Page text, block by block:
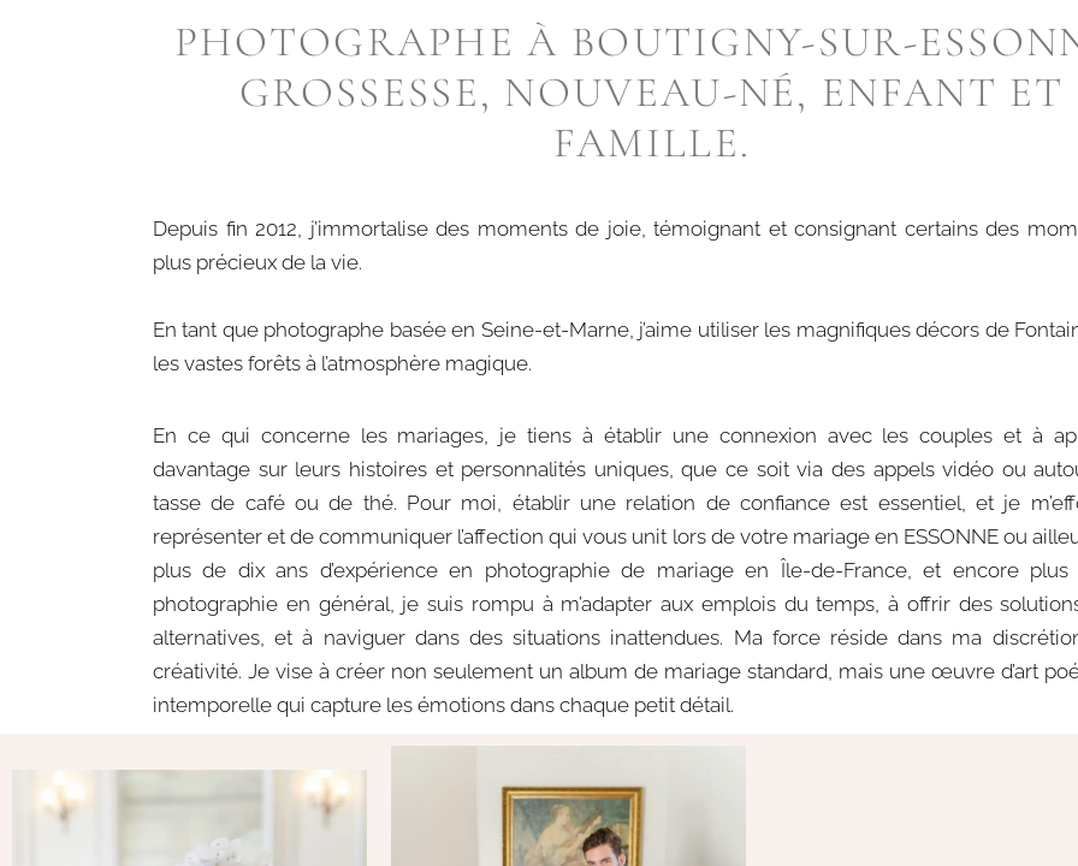
PHOTOGRAPHE À BOUTIGNY-SUR-
GROSSESSE, NOUVEAU-NÉ, ENFANT ET
FAMILLE.
Depuis fin 2012, j’immortalise des moments de joie, témoignant et consignant certains des
plus précieux de la vie.
En tant que photographe basée en Seine-et-Marne, j’aime utiliser les magnifiques décors de
les vastes forêts à l’atmosphère magique.
En ce qui concerne les mariages, je tiens à établir une connexion avec les couples et à
davantage sur leurs histoires et personnalités uniques, que ce soit via des appels vidéo ou
tasse de café ou de thé. Pour moi, établir une relation de confiance est essentiel, et je
représenter et de communiquer l’affection qui vous unit lors de votre mariage en ESSONNE ou
plus de dix ans d’expérience en photographie de mariage en Île-de-France, et encore plus
photographie en général, je suis rompu à m’adapter aux emplois du temps, à offrir des
alternatives, et à naviguer dans des situations inattendues. Ma force réside dans ma
créativité. Je vise à créer non seulement un album de mariage standard, mais une œuvre d’art
intemporelle qui capture les émotions dans chaque petit détail.